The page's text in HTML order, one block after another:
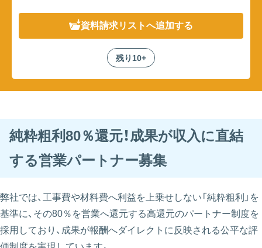
資料請求リストへ追加する
残り10+
純粋粗利80％還元！成果が収入に直結
する営業パートナー募集
弊社では、工事費や材料費へ利益を上乗せしない「純粋粗利」を
基準に、その80％を営業へ還元する高還元のパートナー制度を
採用しており、成果が報酬へダイレクトに反映される公平な評